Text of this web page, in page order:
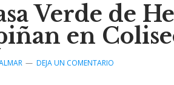
Verde de
en
DEJA UN COMENTARIO